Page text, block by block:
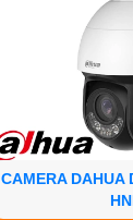
CAMERA DAHUA